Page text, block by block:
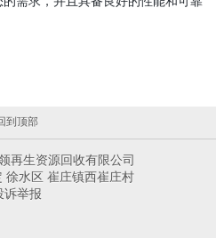
到顶部
再生资源回收有限公司
徐水区 崔庄镇西崔庄村
诉举报